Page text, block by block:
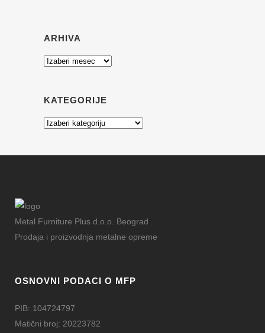
ARHIVA
Arhiva
KATEGORIJE
Kategorije
Metal Furniture Plus d.o.o. Beograd
Prodaja i proizvodnja metalne opreme
OSNOVNI PODACI O MFP
PIB: 104724797
Matični broj: 20223782